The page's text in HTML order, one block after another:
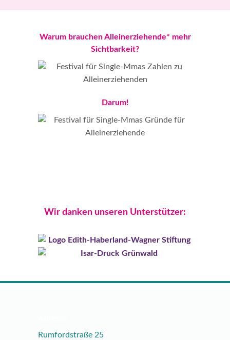
Warum brauchen Alleinerziehende* mehr
Sichtbarkeit?
Darum!
Wir danken unseren Unterstützer:
Rumfordstraße 25